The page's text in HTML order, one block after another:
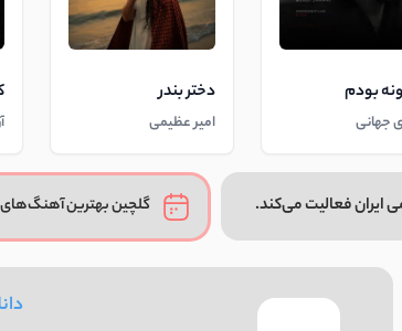
بودم
جهانی
دختر بندر
امیر عظیمی
ایران فعالیت می‌کند. گلچین بهترین